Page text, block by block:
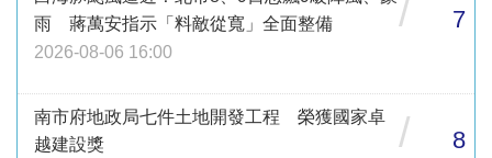
雨 蔣萬安指示「料敵從寬」全面整備
2026-08-06 16:00
/ 7
南市府地政局七件土地開發工程 榮獲國家卓
越建設獎
/ 8